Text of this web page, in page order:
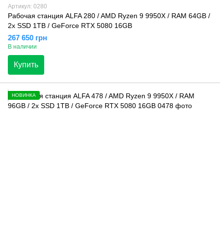
Артикул: 0280
Рабочая станция ALFA 280 / AMD Ryzen 9 9950X / RAM 64GB /
2x SSD 1TB / GeForce RTX 5080 16GB
267 650 грн
В наличии
Купить
НОВИНКА